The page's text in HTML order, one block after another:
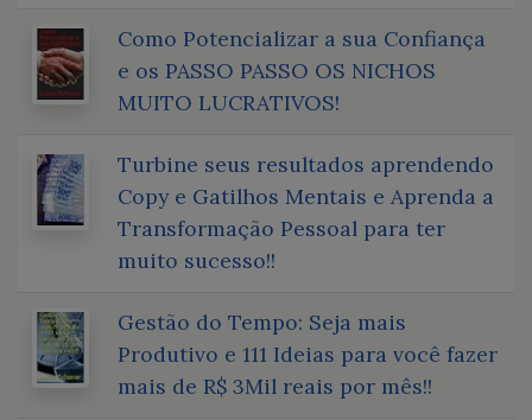
Como Potencializar a sua Confiança
e os PASSO PASSO OS NICHOS
MUITO LUCRATIVOS!
Turbine seus resultados aprendendo
Copy e Gatilhos Mentais e Aprenda a
Transformação Pessoal para ter
muito sucesso!!
Gestão do Tempo: Seja mais
Produtivo e 111 Ideias para você fazer
mais de R$ 3Mil reais por mês!!